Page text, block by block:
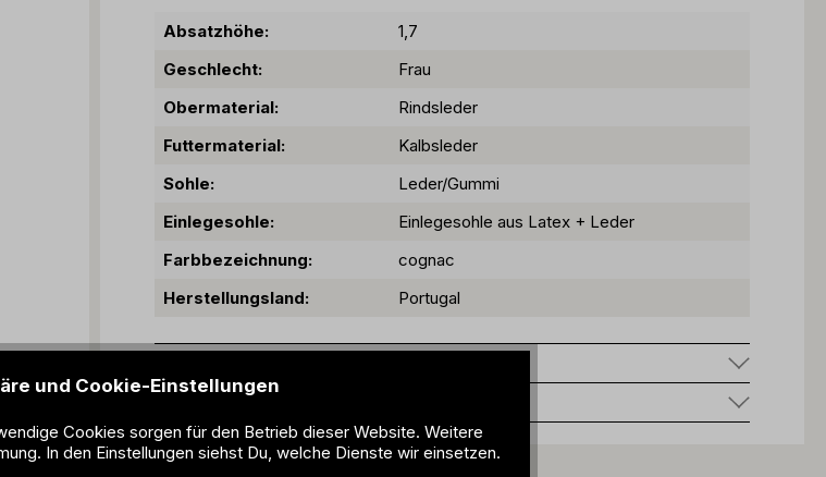
Absatzhöhe:
1,7
Geschlecht:
Frau
Obermaterial:
Rindsleder
Futtermaterial:
Kalbsleder
Sohle:
Leder/Gummi
Einlegesohle:
Einlegesohle aus Latex + Leder
Farbbezeichnung:
cognac
Herstellungsland:
Portugal
Material + Pflege
und Cookie-Einstellungen
Cookies sorgen für den Betrieb dieser Website. Weitere
In den Einstellungen siehst Du, welche Dienste wir einsetzen.